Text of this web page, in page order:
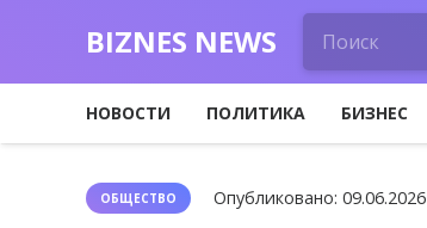
BIZNES NEWS
НОВОСТИ ПОЛИТИКА БИЗНЕС
ОБЩЕСТВО Опубликовано:09.06.2026